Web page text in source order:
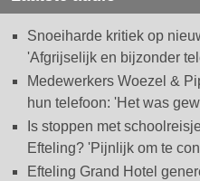
Snoeiharde kritiek op
'Afgrijselijk en bijzonder
Medewerkers Woezel &
hun telefoon: 'Het was
Is stoppen met
Efteling? 'Pijnlijk om te
Efteling Grand Hotel